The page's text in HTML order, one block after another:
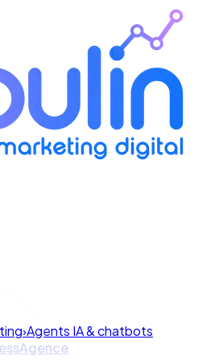
›Agents IA & chatbots
Agence